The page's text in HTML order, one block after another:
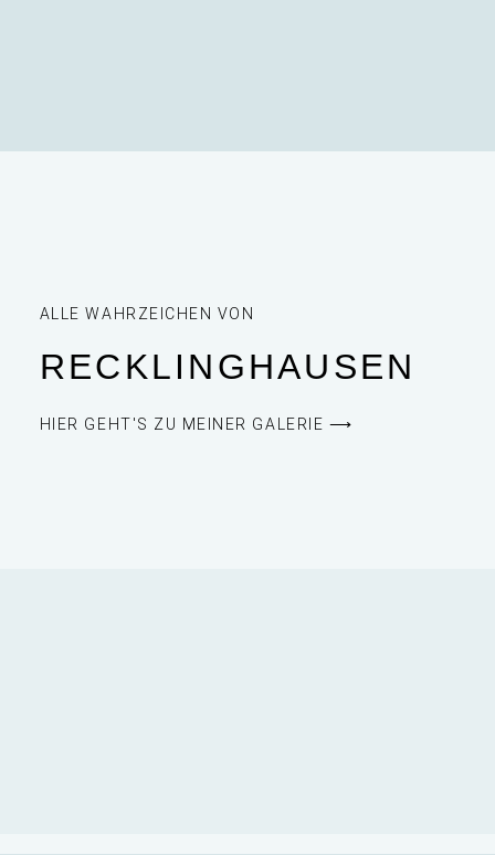
ALLE WAHRZEICHEN VON
RECKLINGHAUSEN
HIER GEHT'S ZU MEINER GALERIE ⟶